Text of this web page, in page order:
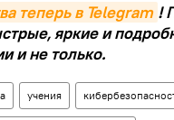
теперь в Telegram !
яркие и
и не только.
учения